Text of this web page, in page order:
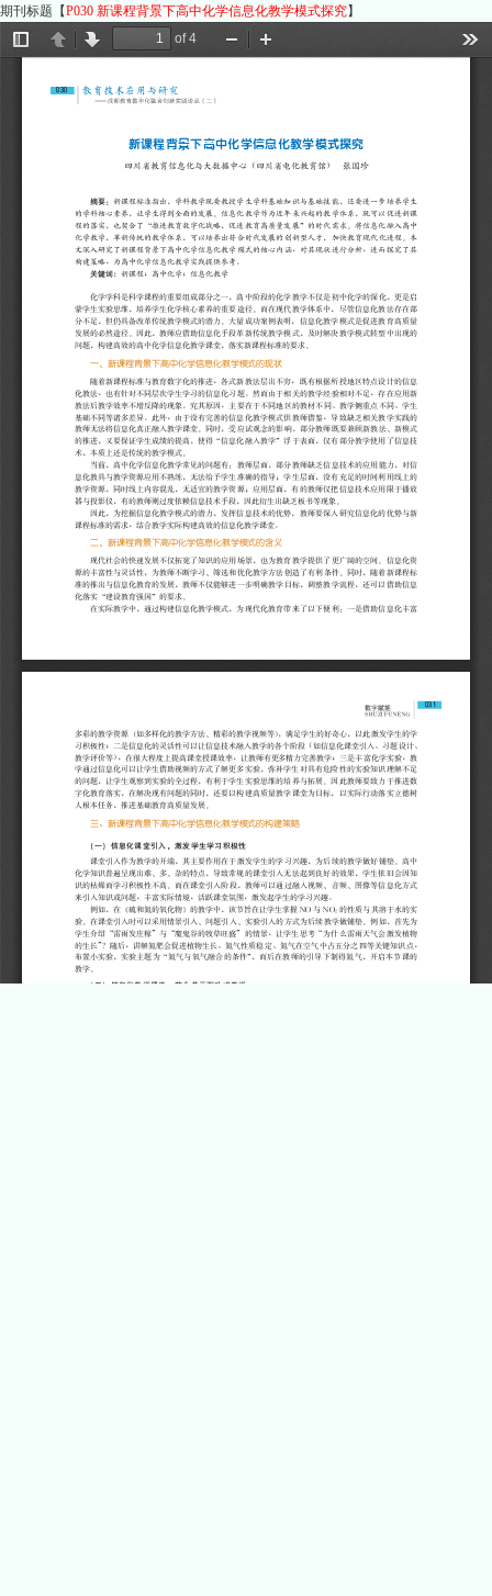
期刊标题【P030 新课程背景下高中化学信息化教学模式探究】